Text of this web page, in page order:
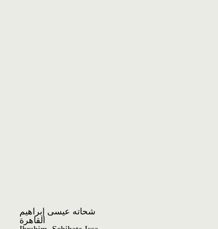
شحاته عيسى إبراهيم
القاهرة